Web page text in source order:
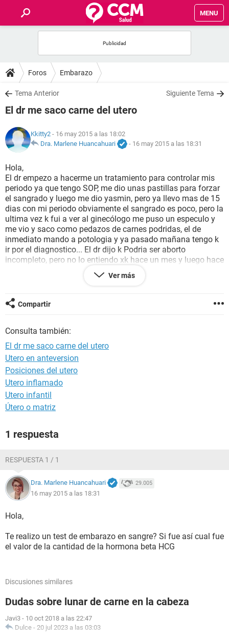
MENU
FOROS
SALUD
NUTRICIÓN
BIENESTAR
SEXUALIDAD
GLOSARIO
Foros Embarazo
Tema Anterior Siguiente Tema
El dr me saco carne del utero
Kkitty2 - 16 may 2015 a las 18:02
Dra. Marlene Huancahuari
- 16 may 2015 a las 18:31
Hola,
El dr empezo a hacerme un tratamiento para controlar mis
periodo ya que tengo SOP, me dio unas pastillas para forzar
el sangrado y luego me dio yasmin, pero ya llevo mas de 15
dias con mi periodo obviamente el sangrado es poco, pero la
ultima vez k fui a ver al ginecólogo me puso un especulo y
me vio y saco como pedazos de carnes podridas, el de
inmediato mando a potologia y ya pasado mañana tengo k
ir por el diagnostico... El dr dijo k Podria ser aborto
incompleto, pero no lo entiendo xk hace un mes y luego hace
una semana el me tomo ecografia y no habia nada en mi
utero... Quiero saber si no es aborto k Podria ser, Podria tener
cancer... Muchas gracias
Ver más
Compartir
Consulta también:
El dr me saco carne del utero
Utero en anteversion
Posiciones del utero
Utero inflamado
Utero infantil
Útero o matriz
1 respuesta
RESPUESTA 1 / 1
Dra. Marlene Huancahuari 29.005
16 may 2015 a las 18:31
Hola,
Te realizo un test de embarazo en sangre? Si fue así cual fue
el valor de la cantidad de la hormona beta HCG
Discusiones similares
Dudas sobre lunar de carne en la cabeza
Javi3 - 10 oct 2018 a las 22:47
Dulce - 20 jul 2023 a las 03:03